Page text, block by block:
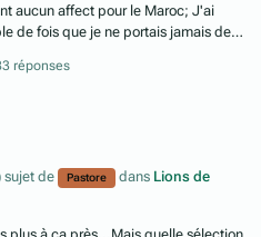
aucun affect pour le Maroc; J'ai
de fois que je ne portais jamais de
exclusivement la fédération et sa
pas se passer de ce vivier", etc);
et choie cette fédé de pacotille. Et
à ladite catégorie... ; Avant de
réponses
sujet de Pastore dans Lions de